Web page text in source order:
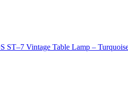
ST–7 Vintage Table Lamp –